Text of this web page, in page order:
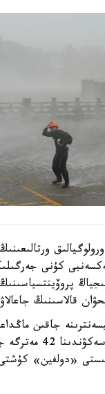
كۇنى
17:30-دا جىجياڭ
قالاسىنىڭ
جاقىن
«دولفين» كۇشتى